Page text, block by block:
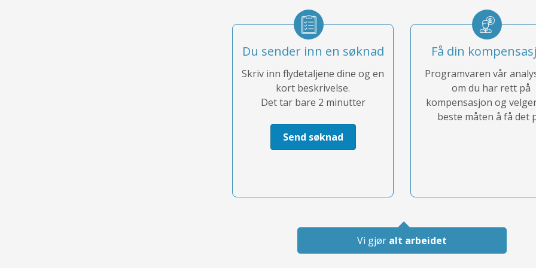
Du sender inn en søknad
Skriv inn flydetaljene dine og en
kort beskrivelse.
Det tar bare 2 minutter
Send søknad
Få din
Programvaren vår
om du har rett på
kompensasjon og
beste måten å få det
Vi gjør alt arbeidet